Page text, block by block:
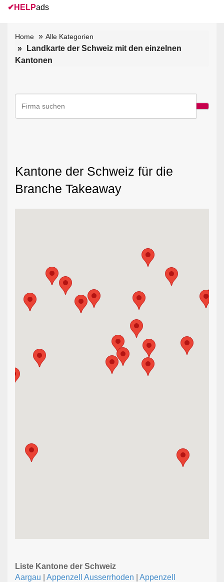
✔ HELPads
Home Alle Kategorien
Landkarte der Schweiz mit den einzelnen
Kantonen
Kantone der Schweiz für die
Branche Takeaway
Liste Kantone der Schweiz
Aargau
Appenzell Ausserrhoden
Appenzell